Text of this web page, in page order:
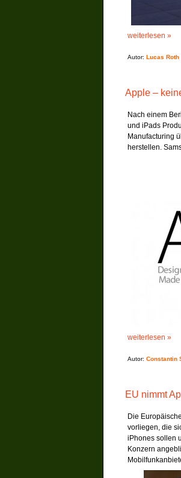
weiterlesen »
Autor: Lucas Roth
Apple –
Nach einem
und iPads
Manufacturing
herstellen.
weiterlesen »
Autor: Constantin
EU nimmt
Die
vorliegen, die
iPhones sollen
Konzern